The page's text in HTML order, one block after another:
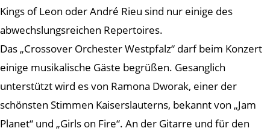
Kings of Leon oder André Rieu sind nur einige des
abwechslungsreichen Repertoires.
Das „Crossover Orchester Westpfalz“ darf beim Konzert
einige musikalische Gäste begrüßen. Gesanglich
unterstützt wird es von Ramona Dworak, einer der
schönsten Stimmen Kaiserslauterns, bekannt von „Jam
Planet“ und „Girls on Fire“. An der Gitarre und für den